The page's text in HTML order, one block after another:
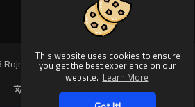
This website uses cookies to ensure
you get the best experience on our
website. Learn More
Video. All rights reserved.
Language